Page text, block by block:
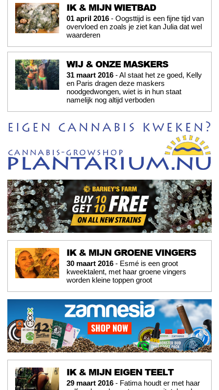
IK & MIJN WIETBAD
01 april 2016 - Oogsttijd is een fijne tijd van
overvloed en zoals je ziet kan Julia dat wel
waarderen
WIJ & ONZE MASKERS
31 maart 2016 - Al staat het ze goed, Kelly
en Paris dragen deze maskers
noodgedwongen, wiet is in hun staat
namelijk nog altijd verboden
IK & MIJN GROENE VINGERS
30 maart 2016 - Esmé is een groot
kweektalent, met haar groene vingers
worden kleine toppen groot
IK & MIJN EIGEN TEELT
29 maart 2016 - Fatima houdt er met haar